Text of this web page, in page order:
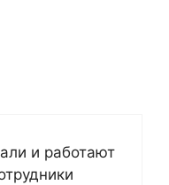
и работают